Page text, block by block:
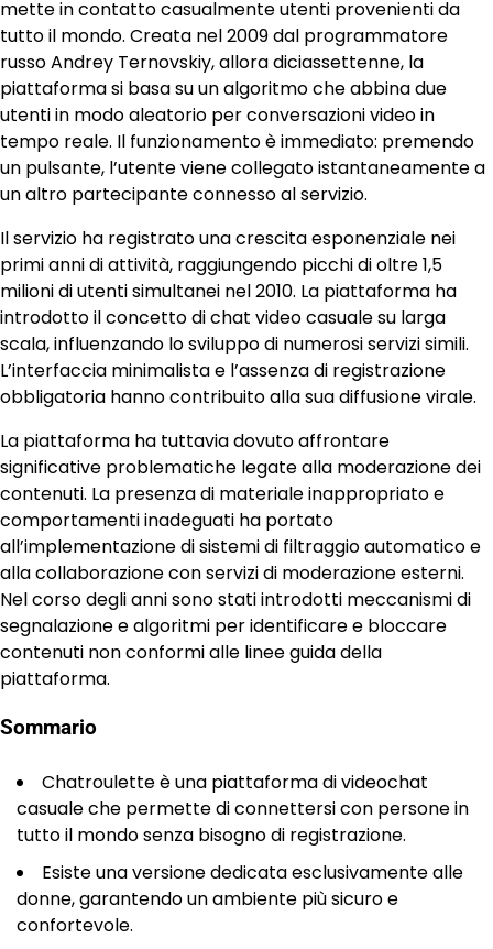
mette in contatto casualmente utenti provenienti da
tutto il mondo. Creata nel 2009 dal programmatore
russo Andrey Ternovskiy, allora diciassettenne, la
piattaforma si basa su un algoritmo che abbina due
utenti in modo aleatorio per conversazioni video in
tempo reale. Il funzionamento è immediato: premendo
un pulsante, l’utente viene collegato istantaneamente a
un altro partecipante connesso al servizio.
Il servizio ha registrato una crescita esponenziale nei
primi anni di attività, raggiungendo picchi di oltre 1,5
milioni di utenti simultanei nel 2010. La piattaforma ha
introdotto il concetto di chat video casuale su larga
scala, influenzando lo sviluppo di numerosi servizi simili.
L’interfaccia minimalista e l’assenza di registrazione
obbligatoria hanno contribuito alla sua diffusione virale.
La piattaforma ha tuttavia dovuto affrontare
significative problematiche legate alla moderazione dei
contenuti. La presenza di materiale inappropriato e
comportamenti inadeguati ha portato
all’implementazione di sistemi di filtraggio automatico e
alla collaborazione con servizi di moderazione esterni.
Nel corso degli anni sono stati introdotti meccanismi di
segnalazione e algoritmi per identificare e bloccare
contenuti non conformi alle linee guida della
piattaforma.
Sommario
Chatroulette è una piattaforma di videochat
casuale che permette di connettersi con persone in
tutto il mondo senza bisogno di registrazione.
Esiste una versione dedicata esclusivamente alle
donne, garantendo un ambiente più sicuro e
confortevole.